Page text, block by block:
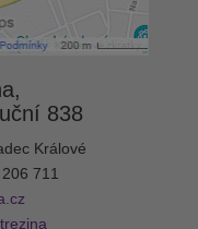
838
Králové
711